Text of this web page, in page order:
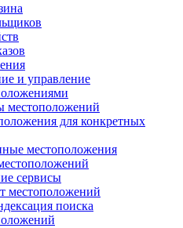
и управление
местоположений
для конкретных
местоположения
сервисы
местоположений
поиска